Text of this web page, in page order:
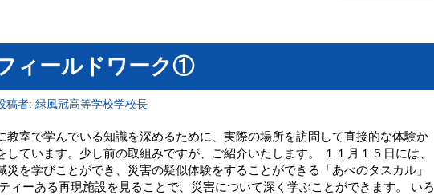
ィールドワーク①
稿者: 緑風冠高等学校学校長
教室で学んでいる知識を深めるために、実際の場所を訪問して直接的な体験か
しています。少し前の取組みですが、ご紹介いたします。 １１月１５日には、
災を学びことができ、災害の疑似体験をすることができる「あべのタスカル」
ィーある再現施設を見ることで、災害について深く学ぶことができます。 いろ